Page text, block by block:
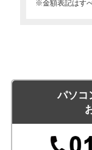
※金額表記はす
パソコ